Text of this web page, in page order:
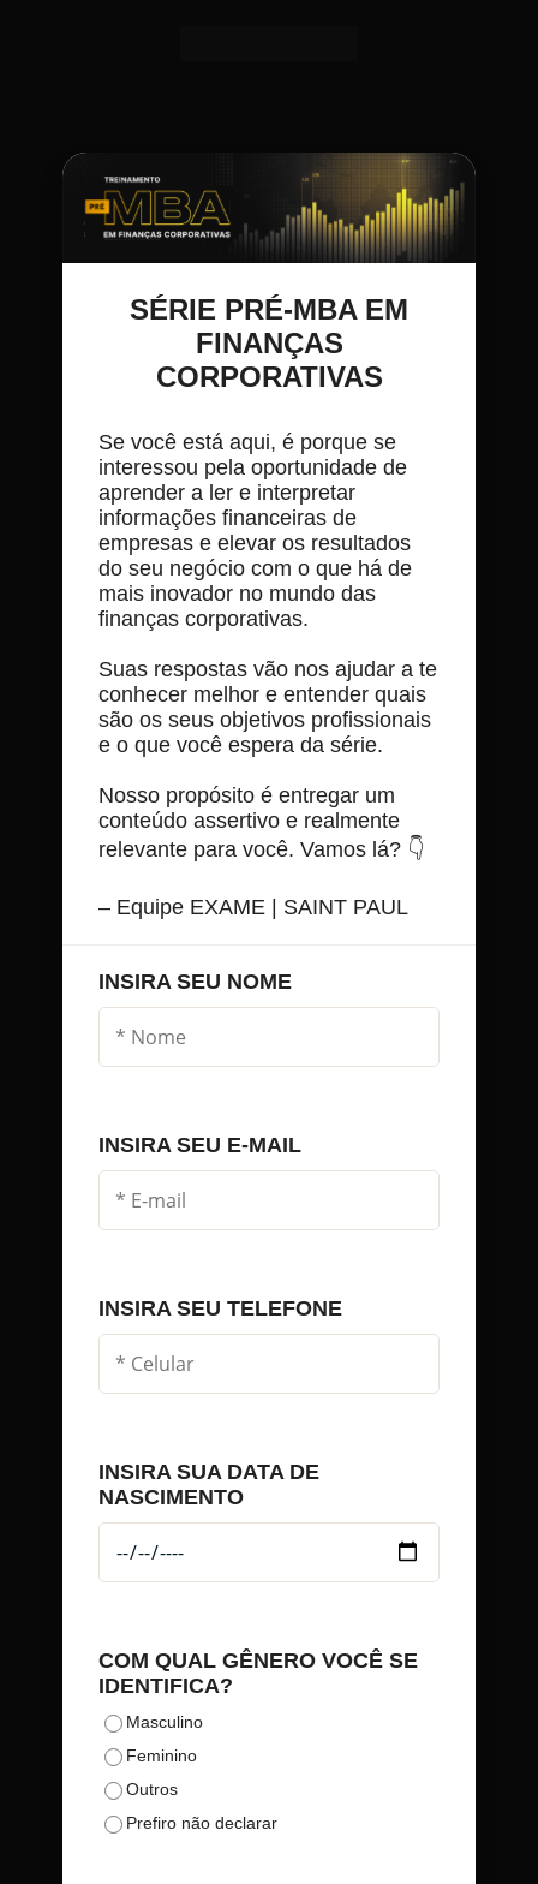
SÉRIE PRÉ-MBA EM
FINANÇAS
CORPORATIVAS
Se você está aqui, é porque se
interessou pela oportunidade de
aprender a ler e interpretar
informações financeiras de
empresas e elevar os resultados
do seu negócio com o que há de
mais inovador no mundo das
finanças corporativas.
Suas respostas vão nos ajudar a te
conhecer melhor e entender quais
são os seus objetivos profissionais
e o que você espera da série.
Nosso propósito é entregar um
conteúdo assertivo e realmente
relevante para você. Vamos lá? 👇
– Equipe EXAME | SAINT PAUL
INSIRA SEU NOME
INSIRA SEU E-MAIL
INSIRA SEU TELEFONE
INSIRA SUA DATA DE
NASCIMENTO
COM QUAL GÊNERO VOCÊ SE
IDENTIFICA?
Masculino
Feminino
Outros
Prefiro não declarar